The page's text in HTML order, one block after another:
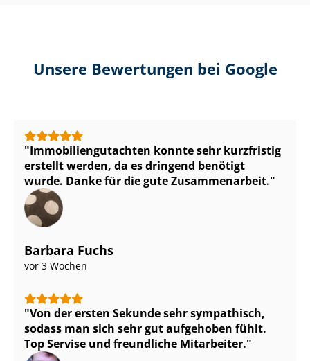
Unsere Bewertungen bei Google
Im­mo­bi­li­en­gut­ach­ten konnte sehr kurzfristig
erstellt werden, da es dringend benötigt
wurde. Danke für die gute Zusammenarbeit.
Barbara Fuchs
vor 3 Wochen
Von der ersten Sekunde sehr sympathisch,
sodass man sich sehr gut aufgehoben fühlt.
Top Servise und freundliche Mitarbeiter.